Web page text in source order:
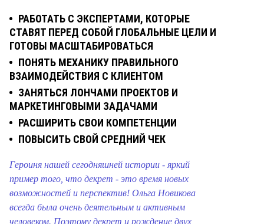
РАБОТАТЬ С ЭКСПЕРТАМИ, КОТОРЫЕ
СТАВЯТ ПЕРЕД СОБОЙ ГЛОБАЛЬНЫЕ ЦЕЛИ И
ГОТОВЫ МАСШТАБИРОВАТЬСЯ
ПОНЯТЬ МЕХАНИКУ ПРАВИЛЬНОГО
ВЗАИМОДЕЙСТВИЯ С КЛИЕНТОМ
ЗАНЯТЬСЯ ЛОНЧАМИ ПРОЕКТОВ И
МАРКЕТИНГОВЫМИ ЗАДАЧАМИ
РАСШИРИТЬ СВОИ КОМПЕТЕНЦИИ
ПОВЫСИТЬ СВОЙ СРЕДНИЙ ЧЕК
Героиня нашей сегодняшней истории - яркий
пример того, что декрет - это время новых
возможностей и перспектив! Ольга Новикова
всегда была очень деятельным и активным
человеком. Поэтому декрет и рождение двух